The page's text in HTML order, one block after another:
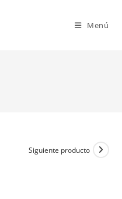
Menú
Siguiente producto